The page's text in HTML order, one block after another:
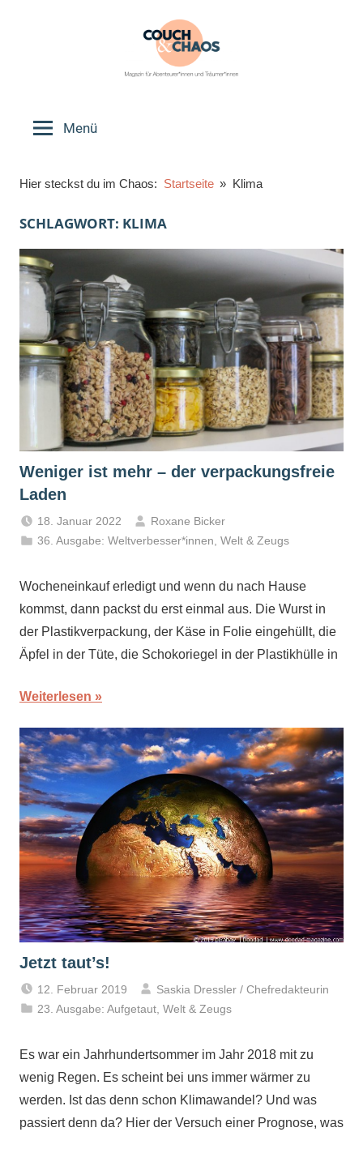
Chaos
Menü
Hier steckst du im Chaos: Startseite Klima
SCHLAGWORT: KLIMA
Weniger ist mehr – der verpackungsfreie
Laden
18. Januar 2022
Roxane Bicker
36. Ausgabe: Weltverbesser*innen ,Welt & Zeugs
Wocheneinkauf erledigt und wenn du nach Hause
kommst, dann packst du erst einmal aus. Die Wurst in
der Plastikverpackung, der Käse in Folie eingehüllt, die
Äpfel in der Tüte, die Schokoriegel in der Plastikhülle in
Weiterlesen
Jetzt taut’s!
12. Februar 2019
Saskia Dressler / Chefredakteurin
23. Ausgabe: Aufgetaut ,Welt & Zeugs
Es war ein Jahrhundertsommer im Jahr 2018 mit zu
wenig Regen. Es scheint bei uns immer wärmer zu
werden. Ist das denn schon Klimawandel? Und was
passiert denn da? Hier der Versuch einer Prognose, was